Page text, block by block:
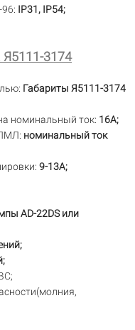
IP31, IP54;
3174
Габариты Я5111-3174
номинальный ток: 16А;
номинальный ток
9-13А;
AD-22DS или